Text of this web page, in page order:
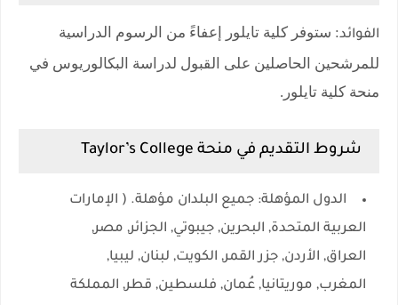
الفوائد: ستوفر كلية تايلور إعفاءً من الرسوم الدراسية
للمرشحين الحاصلين على القبول لدراسة البكالوريوس في
منحة كلية تايلور.
شروط التقديم في منحة Taylor’s College
الدول المؤهلة: جميع البلدان مؤهلة. ( الإمارات
العربية المتحدة, البحرين, جيبوتي, الجزائر, مصر,
العراق, الأردن, جزر القمر, الكويت, لبنان, ليبيا,
المغرب, موريتانيا, عُمان, فلسطين, قطر, المملكة